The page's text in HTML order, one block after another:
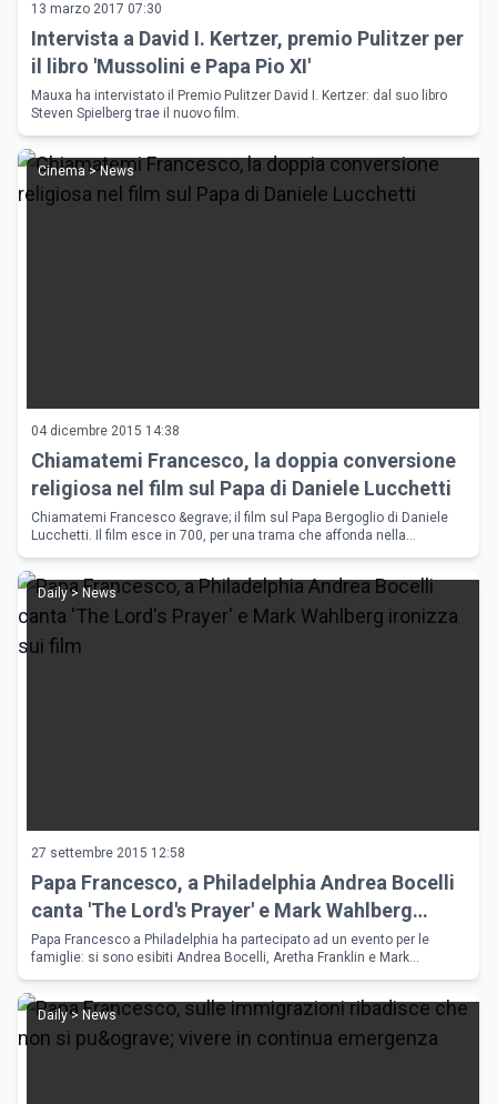
13 marzo 2017 07:30
Intervista a David I. Kertzer, premio Pulitzer per
il libro 'Mussolini e Papa Pio XI'
Mauxa ha intervistato il Premio Pulitzer David I. Kertzer: dal suo libro
Steven Spielberg trae il nuovo film.
Cinema > News
04 dicembre 2015 14:38
Chiamatemi Francesco, la doppia conversione
religiosa nel film sul Papa di Daniele Lucchetti
Chiamatemi Francesco &egrave; il film sul Papa Bergoglio di Daniele
Lucchetti. Il film esce in 700, per una trama che affonda nella
Daily > News
27 settembre 2015 12:58
Papa Francesco, a Philadelphia Andrea Bocelli
canta 'The Lord's Prayer' e Mark Wahlberg
ironizza sui film
Papa Francesco a Philadelphia ha partecipato ad un evento per le
famiglie: si sono esibiti Andrea Bocelli, Aretha Franklin e Mark
Daily > News